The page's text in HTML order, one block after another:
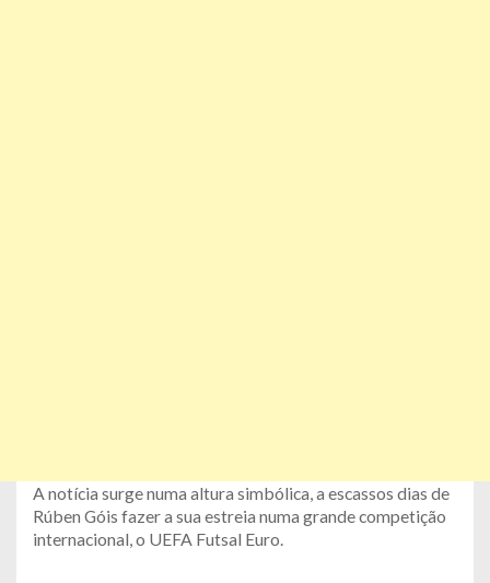
A notícia surge numa altura simbólica, a escassos dias de
Rúben Góis fazer a sua estreia numa grande competição
internacional, o UEFA Futsal Euro.